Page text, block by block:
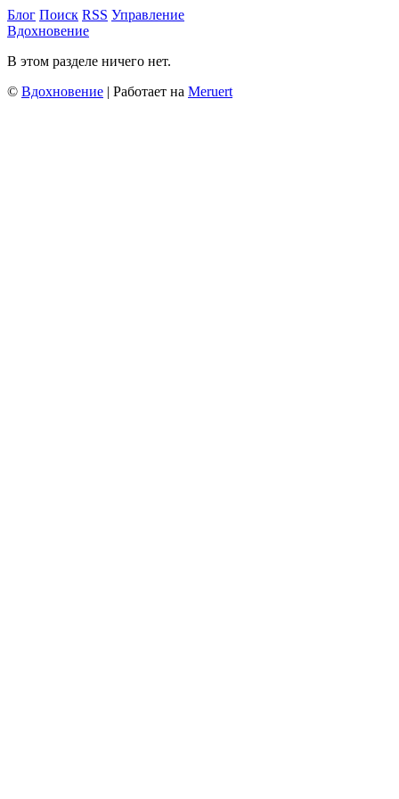
Блог Поиск RSS Управление
Вдохновение
В этом разделе ничего нет.
© Вдохновение | Работает на Meruert